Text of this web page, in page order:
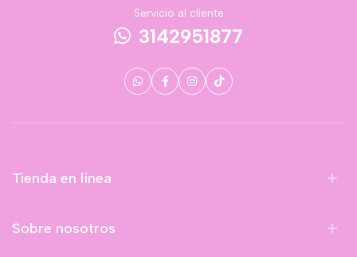
Servicio al cliente
3142951877
Tienda en línea
Sobre nosotros